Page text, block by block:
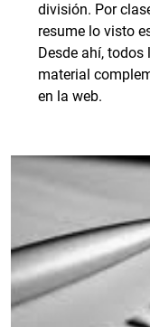
división. Por
resume lo visto
Desde ahí,
material
en la web.